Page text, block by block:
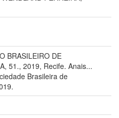
BRASILEIRO DE
51., 2019, Recife. Anais...
Brasileira de